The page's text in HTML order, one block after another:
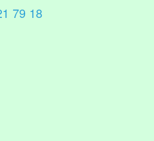
79 18